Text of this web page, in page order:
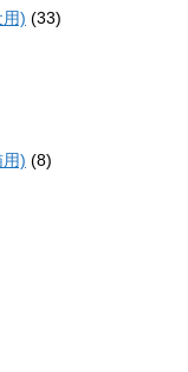
) (33)
) (8)